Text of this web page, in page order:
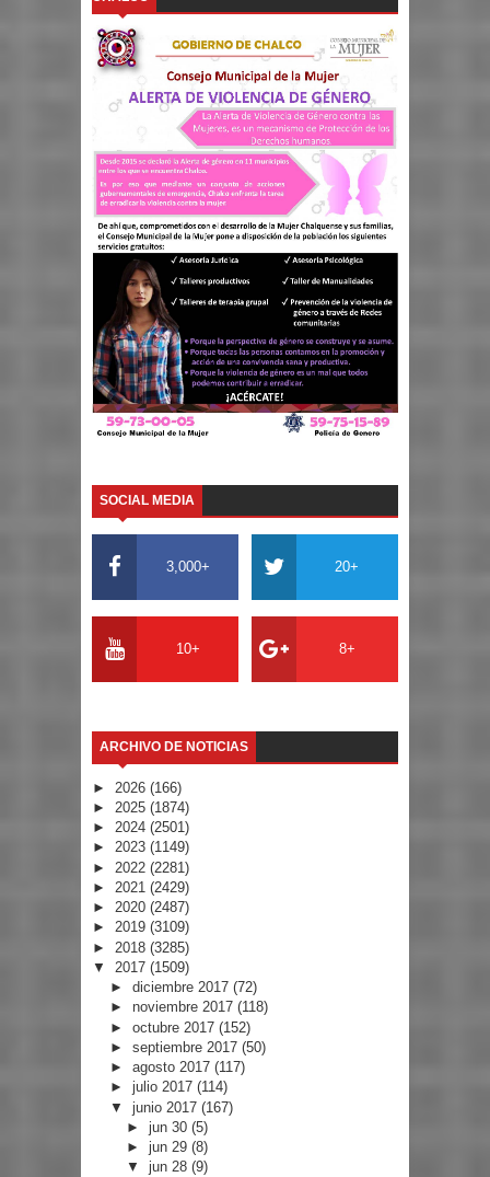
SOCIAL MEDIA
3,000+ 20+
10+ 8+
ARCHIVO DE NOTICIAS
► 2026 (166)
► 2025 (1874)
► 2024 (2501)
► 2023 (1149)
► 2022 (2281)
► 2021 (2429)
► 2020 (2487)
► 2019 (3109)
► 2018 (3285)
▼ 2017 (1509)
► diciembre 2017 (72)
► noviembre 2017 (118)
► octubre 2017 (152)
► septiembre 2017 (50)
► agosto 2017 (117)
► julio 2017 (114)
▼ junio 2017 (167)
►jun 30(5)
►jun 29(8)
▼jun 28(9)